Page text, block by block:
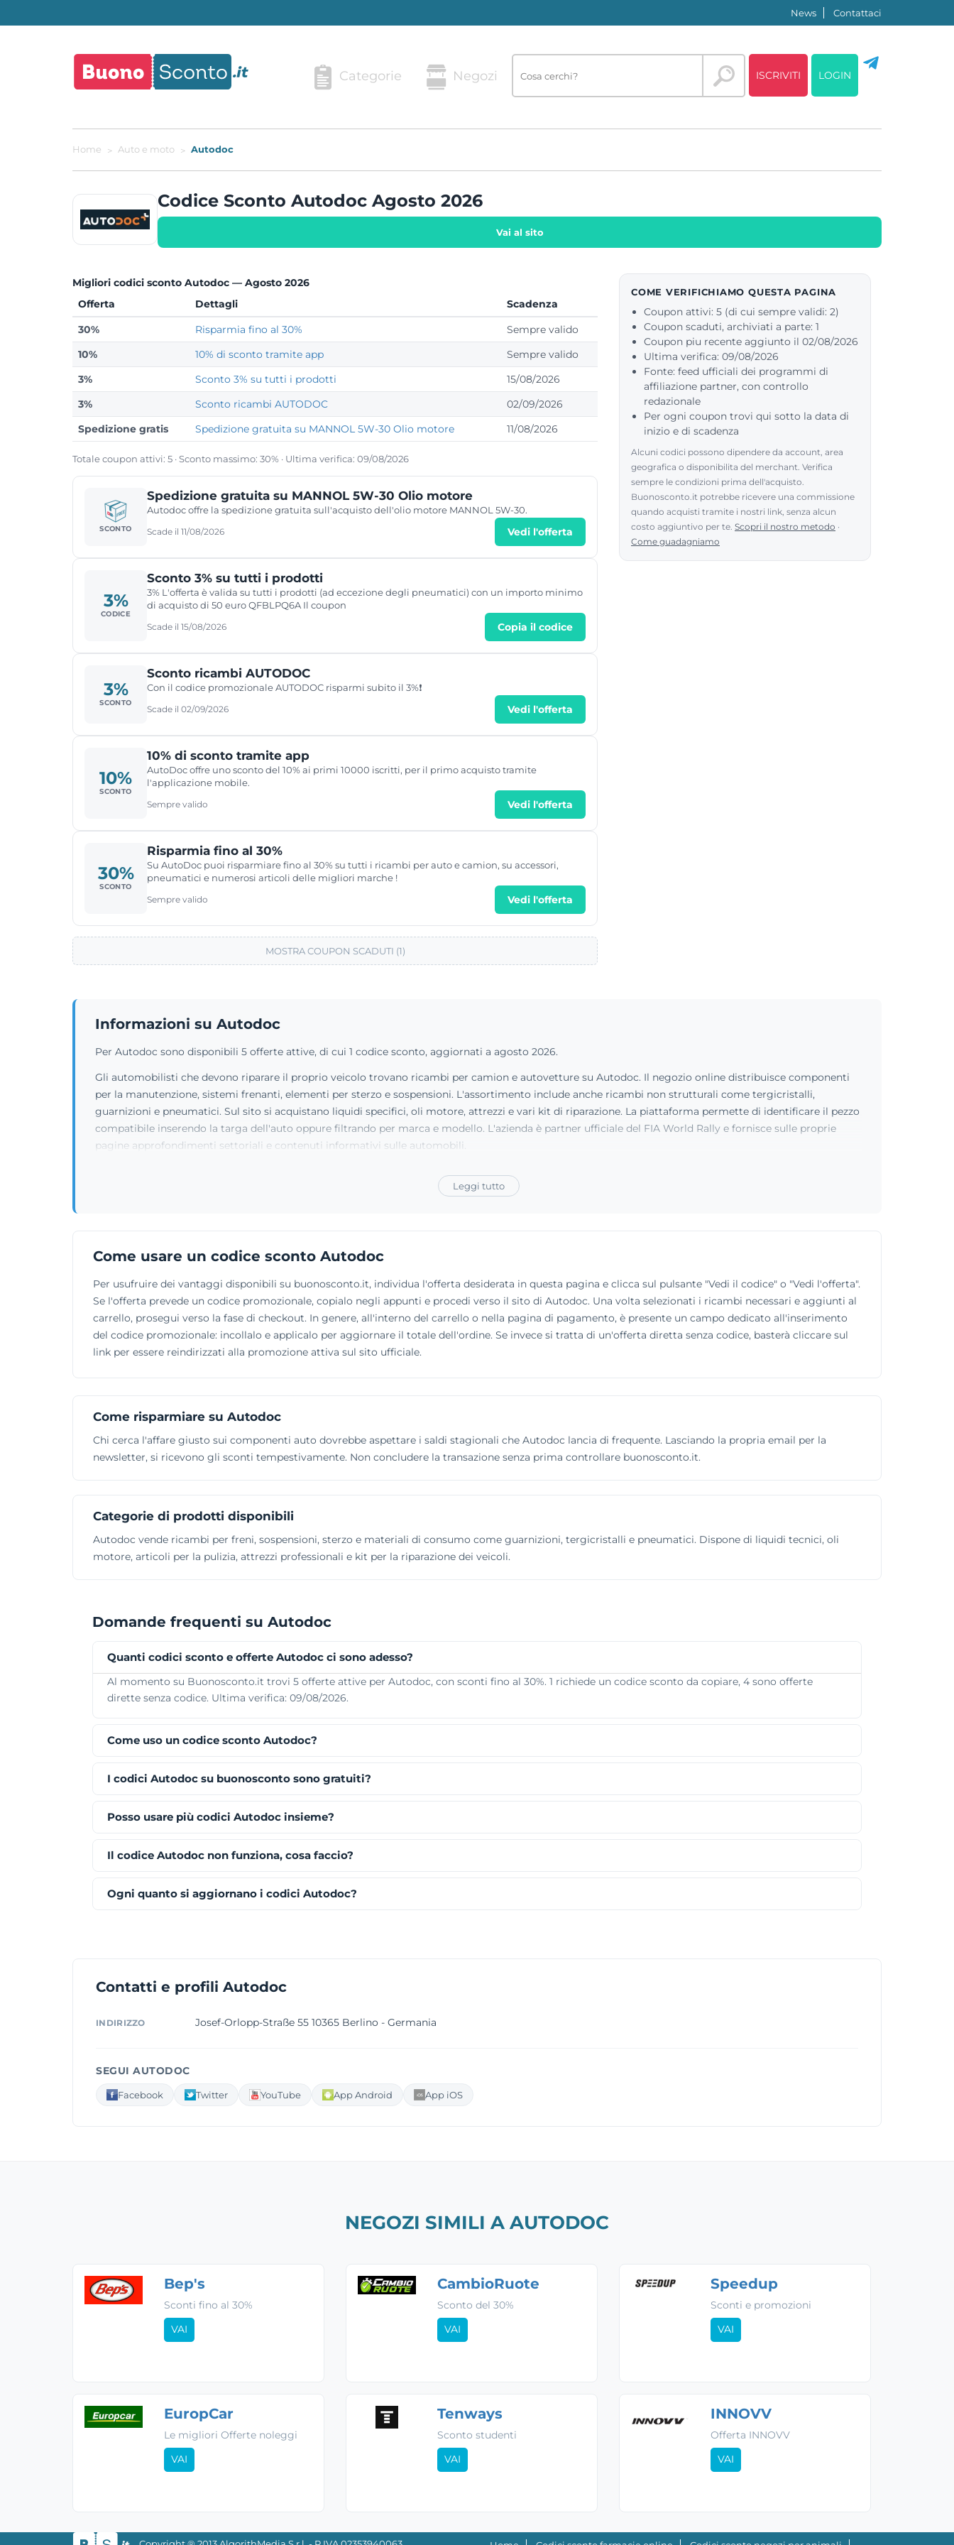
News Contattaci
Categorie Negozi ISCRIVITI LOGIN
Home Auto e moto Autodoc
Codice Sconto Autodoc Agosto 2026
Vai al sito
Migliori codici sconto Autodoc — Agosto 2026
Offerta
Dettagli
Scadenza
30%
Risparmia fino al 30%
Sempre valido
10%
10% di sconto tramite app
Sempre valido
3%
Sconto 3% su tutti i prodotti
15/08/2026
3%
Sconto ricambi AUTODOC
02/09/2026
Spedizione gratis
Spedizione gratuita su MANNOL 5W-30 Olio motore 11/08/2026
Totale coupon attivi: 5 · Sconto massimo: 30% · Ultima verifica: 09/08/2026
SCONTO
Spedizione gratuita su MANNOL 5W-30 Olio motore
Autodoc offre la spedizione gratuita sull'acquisto dell'olio motore MANNOL 5W-30.
Scade il 11/08/2026 Vedi l'offerta
3%
CODICE
Sconto 3% su tutti i prodotti
3% L'offerta è valida su tutti i prodotti (ad eccezione degli pneumatici) con un importo minimo
di acquisto di 50 euro QFBLPQ6A Il coupon
Scade il 15/08/2026 Copia il codice
3%
SCONTO
Sconto ricambi AUTODOC
Con il codice promozionale AUTODOC risparmi subito il 3%❗
Scade il 02/09/2026 Vedi l'offerta
10%
SCONTO
10% di sconto tramite app
AutoDoc offre uno sconto del 10% ai primi 10000 iscritti, per il primo acquisto tramite
l'applicazione mobile.
Sempre valido Vedi l'offerta
30%
SCONTO
Risparmia fino al 30%
Su AutoDoc puoi risparmiare fino al 30% su tutti i ricambi per auto e camion, su accessori,
pneumatici e numerosi articoli delle migliori marche !
Sempre valido Vedi l'offerta
MOSTRA COUPON SCADUTI (1)
COME VERIFICHIAMO QUESTA PAGINA
Coupon attivi: 5 (di cui sempre validi: 2)
Coupon scaduti, archiviati a parte: 1
Coupon piu recente aggiunto il 02/08/2026
Ultima verifica: 09/08/2026
Fonte: feed ufficiali dei programmi di
affiliazione partner, con controllo
redazionale
Per ogni coupon trovi qui sotto la data di
inizio e di scadenza
Alcuni codici possono dipendere da account, area
geografica o disponibilita del merchant. Verifica
sempre le condizioni prima dell'acquisto.
Buonosconto.it potrebbe ricevere una commissione
quando acquisti tramite i nostri link, senza alcun
costo aggiuntivo per te. Scopri il nostro metodo ·
Come guadagniamo
Informazioni su Autodoc
Per Autodoc sono disponibili 5 offerte attive, di cui 1 codice sconto, aggiornati a agosto 2026.
Gli automobilisti che devono riparare il proprio veicolo trovano ricambi per camion e autovetture su Autodoc. Il negozio online distribuisce componenti
per la manutenzione, sistemi frenanti, elementi per sterzo e sospensioni. L'assortimento include anche ricambi non strutturali come tergicristalli,
guarnizioni e pneumatici. Sul sito si acquistano liquidi specifici, oli motore, attrezzi e vari kit di riparazione. La piattaforma permette di identificare il pezzo
compatibile inserendo la targa dell'auto oppure filtrando per marca e modello. L'azienda è partner ufficiale del FIA World Rally e fornisce sulle proprie
pagine approfondimenti settoriali e contenuti informativi sulle automobili.
Leggi tutto
Come usare un codice sconto Autodoc
Per usufruire dei vantaggi disponibili su buonosconto.it, individua l'offerta desiderata in questa pagina e clicca sul pulsante "Vedi il codice" o "Vedi l'offerta".
Se l'offerta prevede un codice promozionale, copialo negli appunti e procedi verso il sito di Autodoc. Una volta selezionati i ricambi necessari e aggiunti al
carrello, prosegui verso la fase di checkout. In genere, all'interno del carrello o nella pagina di pagamento, è presente un campo dedicato all'inserimento
del codice promozionale: incollalo e applicalo per aggiornare il totale dell'ordine. Se invece si tratta di un'offerta diretta senza codice, basterà cliccare sul
link per essere reindirizzati alla promozione attiva sul sito ufficiale.
Come risparmiare su Autodoc
Chi cerca l'affare giusto sui componenti auto dovrebbe aspettare i saldi stagionali che Autodoc lancia di frequente. Lasciando la propria email per la
newsletter, si ricevono gli sconti tempestivamente. Non concludere la transazione senza prima controllare buonosconto.it.
Categorie di prodotti disponibili
Autodoc vende ricambi per freni, sospensioni, sterzo e materiali di consumo come guarnizioni, tergicristalli e pneumatici. Dispone di liquidi tecnici, oli
motore, articoli per la pulizia, attrezzi professionali e kit per la riparazione dei veicoli.
Domande frequenti su Autodoc
Quanti codici sconto e offerte Autodoc ci sono adesso?
Al momento su Buonosconto.it trovi 5 offerte attive per Autodoc, con sconti fino al 30%. 1 richiede un codice sconto da copiare, 4 sono offerte
dirette senza codice. Ultima verifica: 09/08/2026.
Come uso un codice sconto Autodoc?
I codici Autodoc su buonosconto sono gratuiti?
Posso usare più codici Autodoc insieme?
Il codice Autodoc non funziona, cosa faccio?
Ogni quanto si aggiornano i codici Autodoc?
Contatti e profili Autodoc
INDIRIZZO Josef-Orlopp-Straße 55 10365 Berlino - Germania
SEGUI AUTODOC
Facebook Twitter YouTube App Android App iOS
NEGOZI SIMILI A AUTODOC
Bep's
Sconti fino al 30%
VAI
CambioRuote
Sconto del 30%
VAI
Speedup
Sconti e promozioni
VAI
EuropCar
Le migliori Offerte noleggi
VAI
Tenways
Sconto studenti
VAI
INNOVV
Offerta INNOVV
VAI